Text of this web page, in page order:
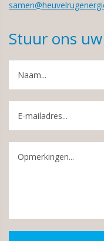
Stuur ons